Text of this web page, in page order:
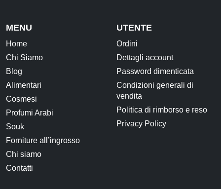
MENU
Home
Chi Siamo
Blog
Alimentari
Cosmesi
Profumi Arabi
Souk
Forniture all’ingrosso
Chi siamo
Contatti
UTENTE
Ordini
Dettagli account
Password dimenticata
Condizioni generali di
vendita
Politica di rimborso e reso
Privacy Policy